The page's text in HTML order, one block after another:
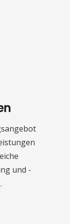
und -